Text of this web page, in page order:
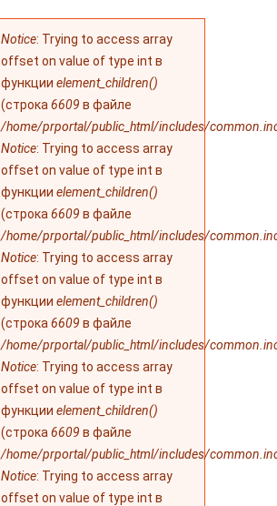
Сообщение об
ошибке
Notice: Trying to access array
offset on value of type int в
функции element_children()
(строка 6609 в файле
/home/prportal/public_html/includes/
Notice: Trying to access array
offset on value of type int в
функции element_children()
(строка 6609 в файле
/home/prportal/public_html/includes/
Notice: Trying to access array
offset on value of type int в
функции element_children()
(строка 6609 в файле
/home/prportal/public_html/includes/
Notice: Trying to access array
offset on value of type int в
функции element_children()
(строка 6609 в файле
/home/prportal/public_html/includes/
Notice: Trying to access array
offset on value of type int в